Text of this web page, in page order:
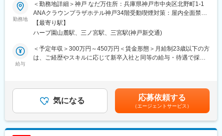
に貢献中～
店舗は都内を中心に全国的に展開しており、日本食ブームを追い
風に、
慶弔時のご会食と幅広い利用目的に対応し、日々多数のお客様を
お迎えしております。
らも注目を集める和食文化の担い手として今後の成長にも大いに
期待されております。
■仕事の魅力：
■業務詳細：
○お客様のお出迎え・お席へご案内
○オーダー受付
○料理やドリンクの配膳
○食材や料理の説明
○お会計・レジ
お店柄、訪れるお客様は一流の方々やお祝い事などで利用される
方など
大切なシーンでご利用いただける事が多いです
勤務地
＜勤務地詳細＞神戸 なだ万住所：兵庫県神戸市中央区北野町1-1
ANAクラウンプラザホテル神戸34階受動喫煙対策：屋内全面禁煙
変更の範囲：会社の定める事業所
【最寄り駅】
ハーブ園山麓駅、三ノ宮駅、三宮駅(神戸新交通)
給与
＜予定年収＞300万円～450万円＜賃金形態＞月給制23歳以下の方
は、ご経歴やスキルに応じて新卒入社と同等の給与・待遇で採用
考慮いたします。■昇給：年1回 4月《 手当 》・深夜手当・時間
外勤務手当・休日出勤手当賃金はあくまでも目安の金額であり、
選考を通じて上下する可能性があります。月給(月額)は固定手当を
含めた表記です。
気になる 応募依頼する
（エージェントサービス）